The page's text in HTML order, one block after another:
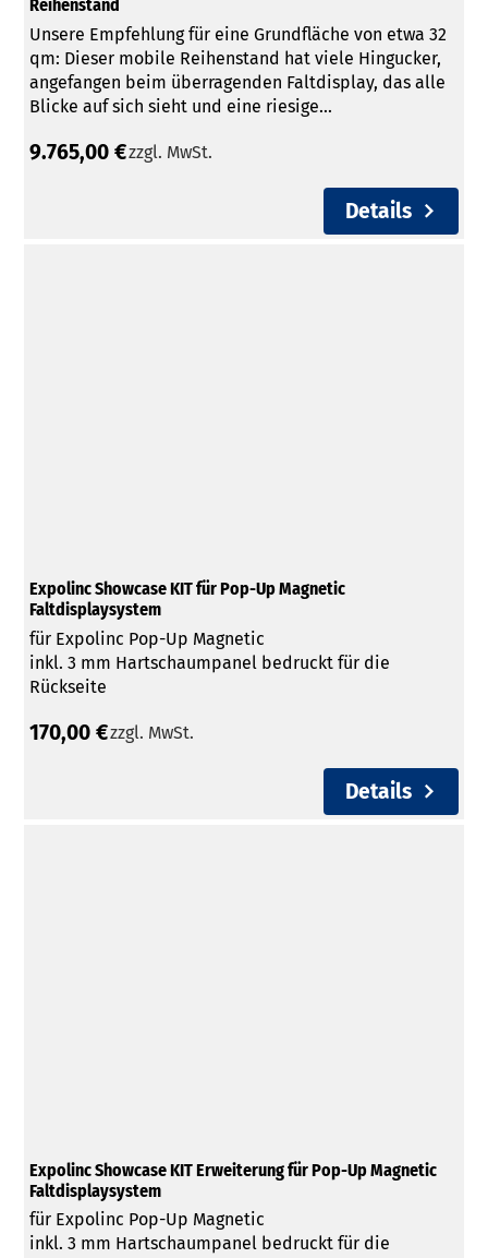
Reihenstand
Unsere Empfehlung für eine Grundfläche von etwa 32
qm: Dieser mobile Reihenstand hat viele Hingucker,
angefangen beim überragenden Faltdisplay, das alle
Blicke auf sich sieht und eine riesige...
9.765,00 €zzgl. MwSt.
Details
Expolinc Showcase KIT für Pop-Up Magnetic
Faltdisplaysystem
für Expolinc Pop-Up Magnetic
inkl. 3 mm Hartschaumpanel bedruckt für die
Rückseite
170,00 €zzgl. MwSt.
Details
Expolinc Showcase KIT Erweiterung für Pop-Up Magnetic
Faltdisplaysystem
für Expolinc Pop-Up Magnetic
inkl. 3 mm Hartschaumpanel bedruckt für die